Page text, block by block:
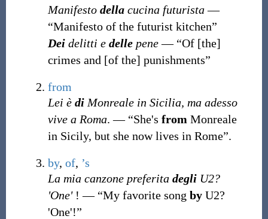
Manifesto dellacucina futurista—
“Manifesto of the futurist kitchen”
Deidelitti e dellepene— “Of [the]
crimes and [of the] punishments”
from
Lei è diMonreale in Sicilia, ma adesso
vive a Roma. — “She's from Monreale
in Sicily, but she now lives in Rome”.
by, of, ’s
La mia canzone preferita degliU2?
'One' ! — “My favorite song byU2?
'One'!”